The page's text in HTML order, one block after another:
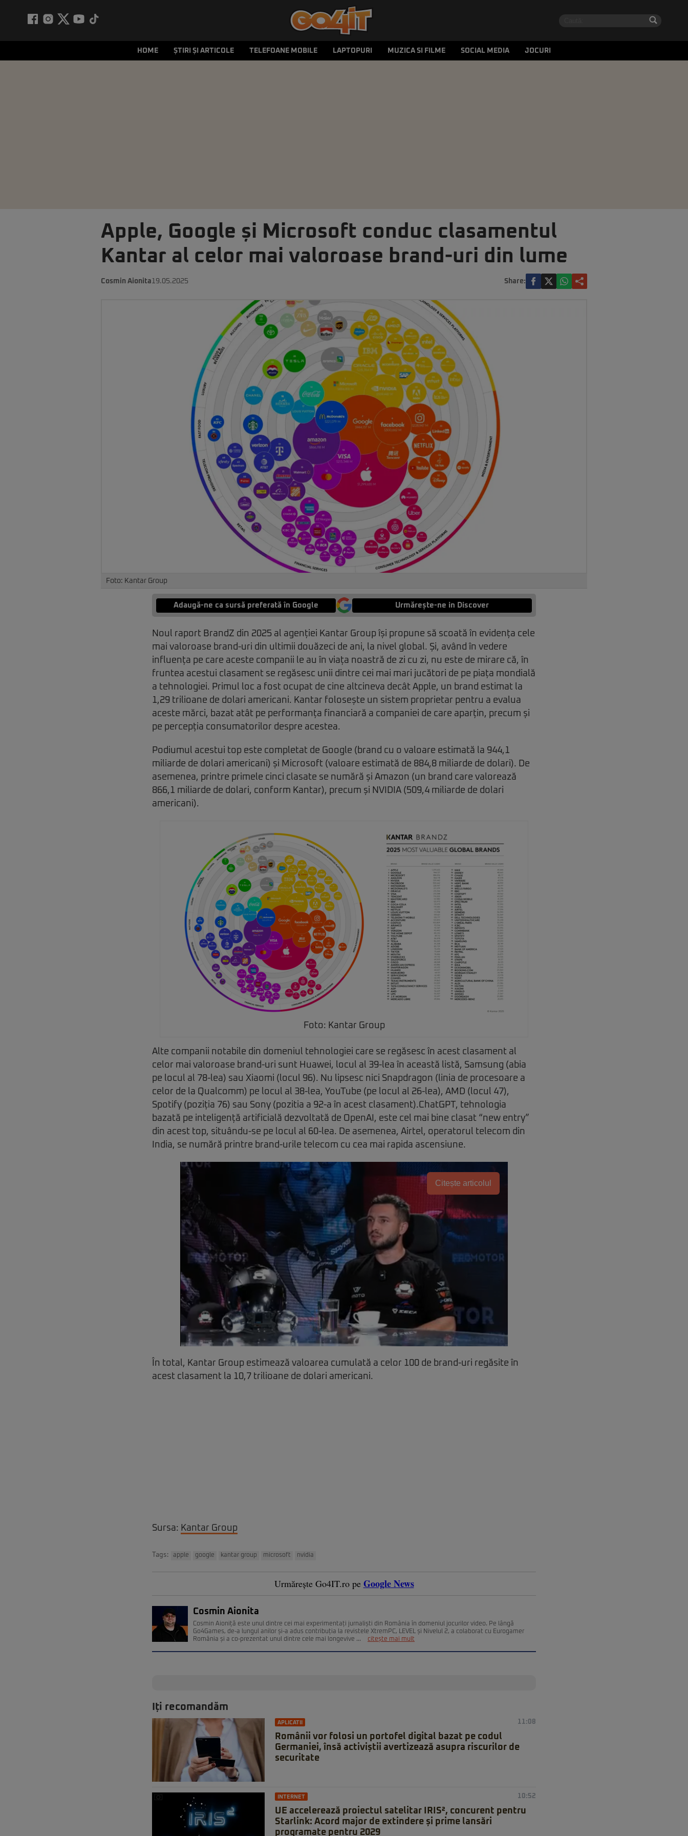
HOME ȘTIRI ȘI ARTICOLE TELEFOANE MOBILE LAPTOPURI MUZICA SI FILME SOCIAL MEDIA JOCURI
Apple, Google și Microsoft conduc clasamentul
Kantar al celor mai valoroase brand-uri din lume
Cosmin Aionita19.05.2025 Share:
Foto: Kantar Group
Adaugă-ne ca sursă preferată în Google Urmărește-ne in Discover
Noul raport BrandZ din 2025 al agenției Kantar Group își propune să scoată în evidența cele
mai valoroase brand-uri din ultimii douăzeci de ani, la nivel global. Și, având în vedere
influența pe care aceste companii le au în viața noastră de zi cu zi, nu este de mirare că, în
fruntea acestui clasament se regăsesc unii dintre cei mai mari jucători de pe piața mondială
a tehnologiei. Primul loc a fost ocupat de cine altcineva decât Apple, un brand estimat la
1,29 trilioane de dolari americani. Kantar folosește un sistem proprietar pentru a evalua
aceste mărci, bazat atât pe performanța financiară a companiei de care aparțin, precum și
pe percepția consumatorilor despre acestea.
Podiumul acestui top este completat de Google (brand cu o valoare estimată la 944,1
miliarde de dolari americani) și Microsoft (valoare estimată de 884,8 miliarde de dolari). De
asemenea, printre primele cinci clasate se numără și Amazon (un brand care valorează
866,1 miliarde de dolari, conform Kantar), precum și NVIDIA (509,4 miliarde de dolari
americani).
Foto: Kantar Group
Alte companii notabile din domeniul tehnologiei care se regăsesc în acest clasament al
celor mai valoroase brand-uri sunt Huawei, locul al 39-lea în această listă, Samsung (abia
pe locul al 78-lea) sau Xiaomi (locul 96). Nu lipsesc nici Snapdragon (linia de procesoare a
celor de la Qualcomm) pe locul al 38-lea, YouTube (pe locul al 26-lea), AMD (locul 47),
Spotify (poziția 76) sau Sony (pozitia a 92-a în acest clasament).ChatGPT, tehnologia
bazată pe inteligență artificială dezvoltată de OpenAI, este cel mai bine clasat “new entry”
din acest top, situându-se pe locul al 60-lea. De asemenea, Airtel, operatorul telecom din
India, se numără printre brand-urile telecom cu cea mai rapida ascensiune.
Citește articolul
În total, Kantar Group estimează valoarea cumulată a celor 100 de brand-uri regăsite în
acest clasament la 10,7 trilioane de dolari americani.
Sursa: Kantar Group
Tags: apple google kantar group microsoft nvidia
Urmărește Go4IT.ro pe Google News
Cosmin Aionita
Cosmin Aioniță este unul dintre cei mai experimentați jurnaliști din România în domeniul jocurilor video. Pe lângă
Go4Games, de-a lungul anilor și-a adus contribuția la revistele XtremPC, LEVEL și Nivelul 2, a colaborat cu Eurogamer
România și a co-prezentat unul dintre cele mai longevive ...
citește mai mult
Iți recomandăm
APLICATII 11:08
Românii vor folosi un portofel digital bazat pe codul
Germaniei, însă activiștii avertizează asupra riscurilor de
securitate
INTERNET 10:52
UE accelerează proiectul satelitar IRIS², concurent pentru
Starlink: Acord major de extindere și prime lansări
programate pentru 2029